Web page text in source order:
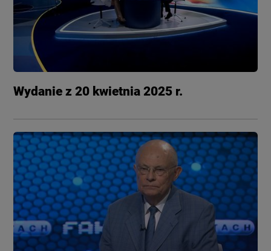
Wydanie z 20 kwietnia 2025 r.